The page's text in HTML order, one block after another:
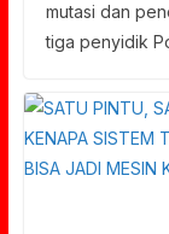
mutasi dan
tiga penyidik